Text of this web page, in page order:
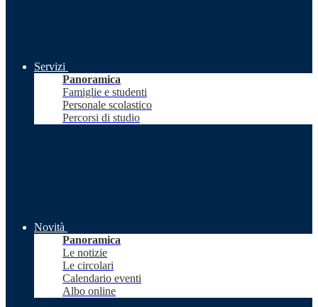
Servizi
Panoramica
Famiglie e studenti
Personale scolastico
Percorsi di studio
Novità
Panoramica
Le notizie
Le circolari
Calendario eventi
Albo online